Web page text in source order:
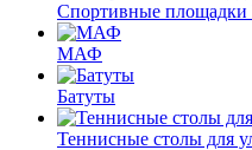
Спортивные
МАФ
Батуты
Теннисные столы для